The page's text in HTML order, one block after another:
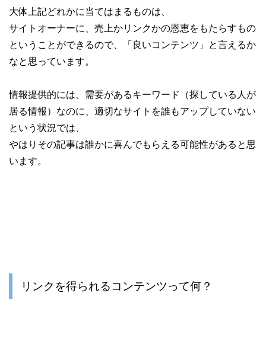
大体上記どれかに当てはまるものは、
サイトオーナーに、売上かリンクかの恩恵をもたらすもの
ということができるので、「良いコンテンツ」と言えるか
なと思っています。
情報提供的には、需要があるキーワード（探している人が
居る情報）なのに、適切なサイトを誰もアップしていない
という状況では、
やはりその記事は誰かに喜んでもらえる可能性があると思
います。
リンクを得られるコンテンツって何？